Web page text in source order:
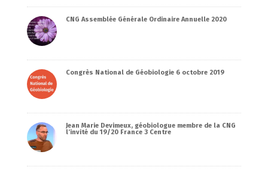
CNG Assemblée Générale Ordinaire Annuelle 2020
Congrès National de Géobiologie 6 octobre 2019
Jean Marie Devimeux, géobiologue membre de la CNG
l’invité du 19/20 France 3 Centre